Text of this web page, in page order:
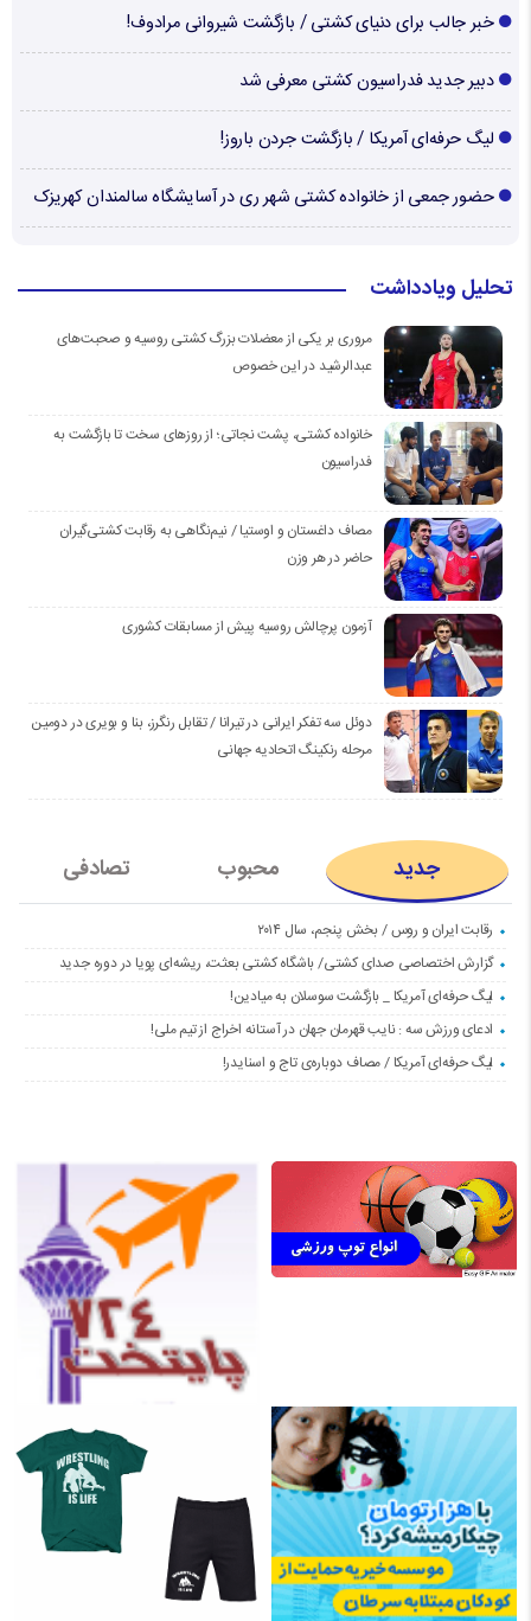
خبر جالب برای دنیای کشتی / بازگشت شیروانی مرادوف!
دبیر جدید فدراسیون کشتی معرفی شد
لیگ حرفه‌ای آمریکا / بازگشت جردن باروز!
حضور جمعی از خانواده کشتی شهر ری در آسایشگاه سالمندان کهریزک
تحلیل ویادداشت
مروری بر یکی از معضلات بزرگ کشتی روسیه و صحبت‌های
عبدالرشید در این خصوص
خانواده کشتی، پشت نجاتی؛ از روزهای سخت تا بازگشت به
فدراسیون
مصاف داغستان و اوستیا / نیم‌نگاهی به رقابت کشتی‌گیران
حاضر در هر وزن
آزمون پرچالش روسیه پیش از مسابقات کشوری
دوئل سه تفکر ایرانی در تیرانا / تقابل رنگرز، بنا و بویری در دومین
مرحله رنکینگ اتحادیه جهانی
جدید محبوب تصادفی
رقابت ایران و روس / بخش پنجم، سال ۲۰۱۴
گزارش اختصاصی صدای کشتی/ باشگاه کشتی بعثت، ریشه‌ای پویا در دوره جدید
لیگ حرفه‌ای آمریکا _ بازگشت سوسلان به میادین!
ادعای ورزش سه : نایب قهرمان جهان در آستانه اخراج از تیم ملی!
لیگ حرفه‌ای آمریکا / مصاف دوباره‌ی تاج و اسنایدر!